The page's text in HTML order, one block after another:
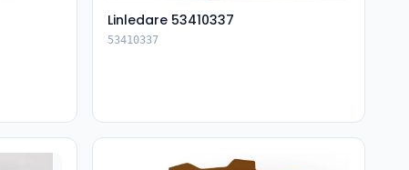
Linledare 53410337
53410337